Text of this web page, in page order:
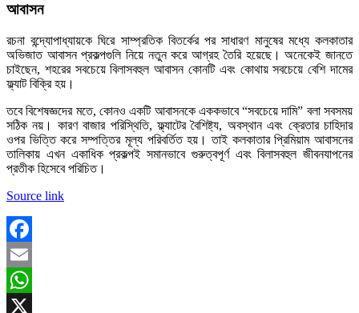
আবাসন
রচনা বন্দ্যোপাধ্যায়কে ঘিরে সাম্প্রতিক বিতর্কের পর সাধারণ মানুষের মধ্যে কলকাতার
অভিজাত আবাসন প্রকল্পগুলি নিয়ে নতুন করে আগ্রহ তৈরি হয়েছে। অনেকেই জানতে
চাইছেন, শহরের সবচেয়ে বিলাসবহুল আবাসন কোনটি এবং কোথায় সবচেয়ে বেশি দামের
ফ্ল্যাট বিক্রি হয়।
তবে বিশেষজ্ঞদের মতে, কোনও একটি আবাসনকে এককভাবে “সবচেয়ে দামি” বলা সবসময়
সঠিক নয়। কারণ বাজার পরিস্থিতি, ফ্ল্যাটের বৈশিষ্ট্য, অবস্থান এবং ক্রেতার চাহিদার
ওপর ভিত্তি করে সম্পত্তির মূল্য পরিবর্তিত হয়। তাই কলকাতার প্রিমিয়াম আবাসনের
তালিকায় এখন একাধিক প্রকল্পই সমানভাবে গুরুত্বপূর্ণ এবং বিলাসবহুল জীবনযাপনের
প্রতীক হিসেবে পরিচিত।
Source link
Facebook
Email
WhatsApp